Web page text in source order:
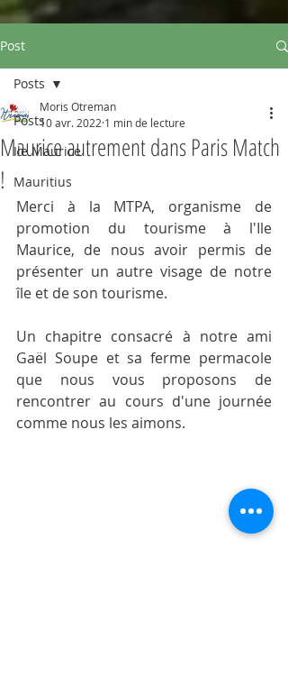
Post
Posts
Ile Maurice
Mauritius
Posts
Maurice autrement dans Paris Match
!
Moris Otreman
10 avr. 2022 1 min de lecture
Merci à la MTPA, organisme de
promotion du tourisme à l'Ile
Maurice, de nous avoir permis de
présenter un autre visage de notre
île et de son tourisme.
Un chapitre consacré à notre ami
Gaël Soupe et sa ferme permacole
que nous vous proposons de
rencontrer au cours d'une journée
comme nous les aimons.